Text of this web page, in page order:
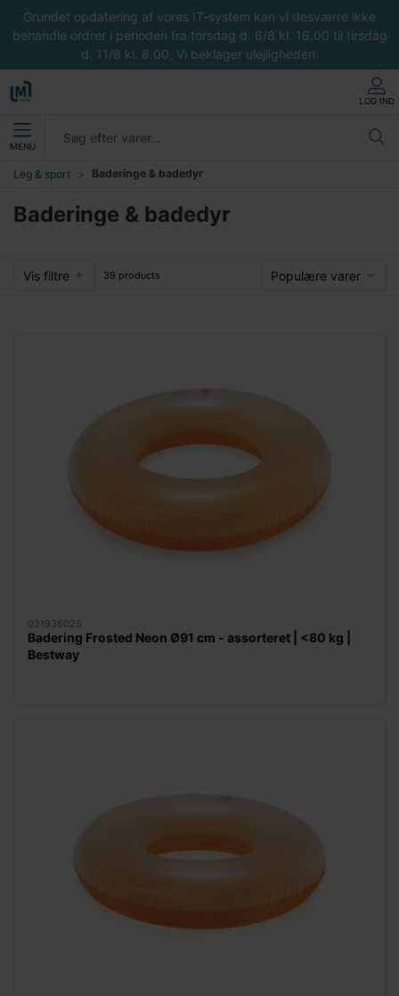
Grundet opdatering af vores IT-system kan vi desværre ikke
behandle ordrer i perioden fra torsdag d. 6/8 kl. 16.00 til tirsdag
d. 11/8 kl. 8.00. Vi beklager ulejligheden.
LOG IND
MENU
Leg & sport Baderinge & badedyr
Baderinge & badedyr
Vis filtre 39 products Populære varer
021936025
Badering Frosted Neon Ø91 cm - assorteret | <80 kg |
Bestway